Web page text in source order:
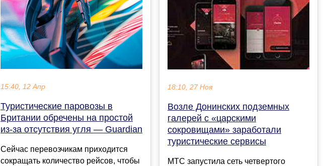
15:40, 12 Апр
Туристические паровозы в
Британии обречены на простой
из-за отсутствия угля — Guardian
Сейчас перевозчикам приходится
сокращать количество рейсов, чтобы
18:10, 27 Ноя
Возле Донинских подземных
галерей с «царскими
сокровищами» заработали
туристические сервисы
МТС запустила сеть четвертого